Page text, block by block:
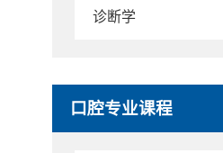
诊断学
口腔专业课程